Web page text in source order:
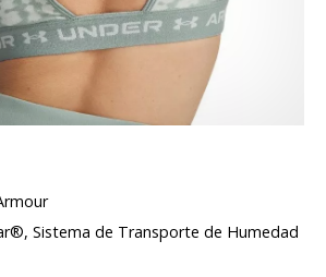
Sistema de Transporte de Humedad